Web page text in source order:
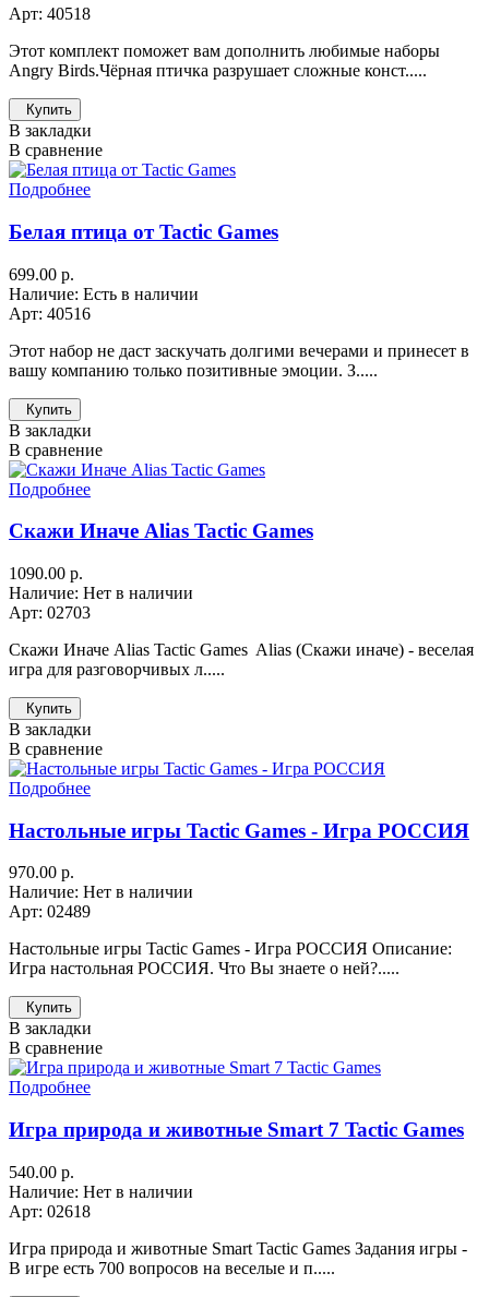
Арт: 40518
Этот комплект поможет вам дополнить любимые наборы
Angry Birds.Чёрная птичка разрушает сложные конст.....
Купить
В закладки
В сравнение
Подробнее
Белая птица от Tactic Games
699.00 р.
Наличие: Есть в наличии
Арт: 40516
Этот набор не даст заскучать долгими вечерами и принесет в
вашу компанию только позитивные эмоции. З.....
Купить
В закладки
В сравнение
Подробнее
Скажи Иначе Alias Tactic Games
1090.00 р.
Наличие: Нет в наличии
Арт: 02703
Скажи Иначе Alias Tactic Games Alias (Скажи иначе) - веселая
игра для разговорчивых л.....
Купить
В закладки
В сравнение
Подробнее
Настольные игры Tactic Games - Игра РОССИЯ
970.00 р.
Наличие: Нет в наличии
Арт: 02489
Настольные игры Tactic Games - Игра РОССИЯ Описание:
Игра настольная РОССИЯ. Что Вы знаете о ней?.....
Купить
В закладки
В сравнение
Подробнее
Игра природа и животные Smart 7 Tactic Games
540.00 р.
Наличие: Нет в наличии
Арт: 02618
Игра природа и животные Smart Tactic Games Задания игры -
В игре есть 700 вопросов на веселые и п.....